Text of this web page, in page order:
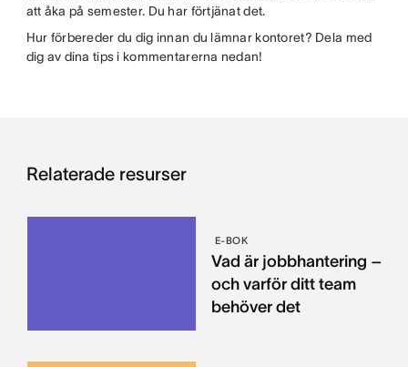
att åka på semester. Du har förtjänat det.
Hur förbereder du dig innan du lämnar kontoret? Dela med
dig av dina tips i kommentarerna nedan!
Relaterade resurser
E-BOK
Vad är jobbhantering –
och varför ditt team
behöver det